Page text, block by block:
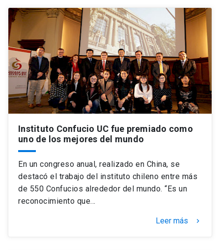
Instituto Confucio UC fue premiado como
uno de los mejores del mundo
En un congreso anual, realizado en China, se
destacó el trabajo del instituto chileno entre más
de 550 Confucios alrededor del mundo. “Es un
reconocimiento que…
Leer más keyboard_arrow_right